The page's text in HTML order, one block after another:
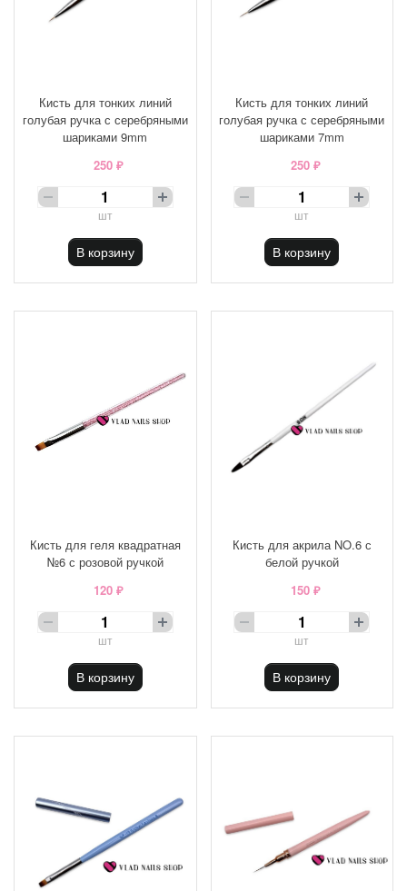
Кисть для тонких линий
голубая ручка с серебряными
шариками 9mm
250 ₽
шт
В корзину
Кисть для тонких линий
голубая ручка с серебряными
шариками 7mm
250 ₽
шт
В корзину
Кисть для геля квадратная
№6 с розовой ручкой
120 ₽
шт
В корзину
Кисть для акрила NO.6 с
белой ручкой
150 ₽
шт
В корзину